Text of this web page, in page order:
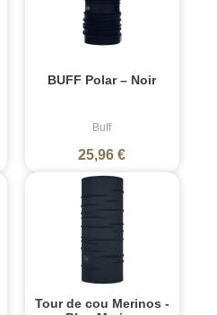
BUFF Polar – Noir
Buff
25,96 €
Tour de cou Merinos -